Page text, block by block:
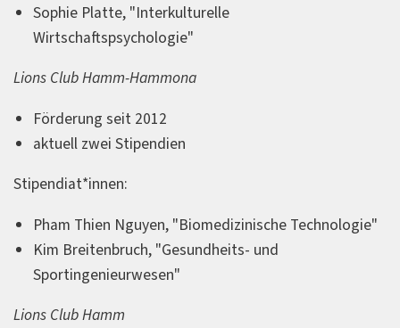
Sophie Platte, "Interkulturelle
Wirtschaftspsychologie"
Lions Club Hamm-Hammona
Förderung seit 2012
aktuell zwei Stipendien
Stipendiat*innen:
Pham Thien Nguyen, "Biomedizinische Technologie"
Kim Breitenbruch, "Gesundheits- und
Sportingenieurwesen"
Lions Club Hamm